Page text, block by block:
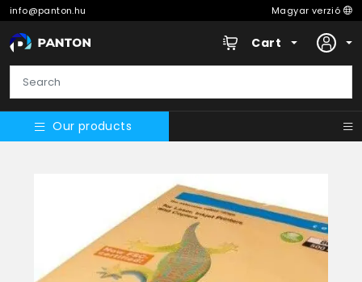
info@panton.hu Magyar verzió
Cart
Our products